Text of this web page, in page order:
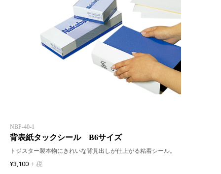
NBP-40-1
背表紙タックシール B6サイズ
トジスター製本物にきれいな背見出しが仕上がる粘着シール。
¥3,100 + 税